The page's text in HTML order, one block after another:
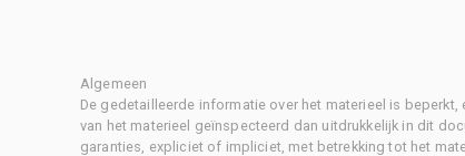
Algemeen
De gedetailleerde informatie over het materieel is
van het materieel geïnspecteerd dan uitdrukkelijk in dit
garanties, expliciet of impliciet, met betrekking tot het